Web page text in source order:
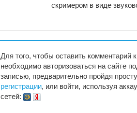
скримером в виде
Для того, чтобы оставить комментарий
необходимо авторизоваться на сайте
записью, предварительно пройдя
регистрации, или войти, используя
сетей: